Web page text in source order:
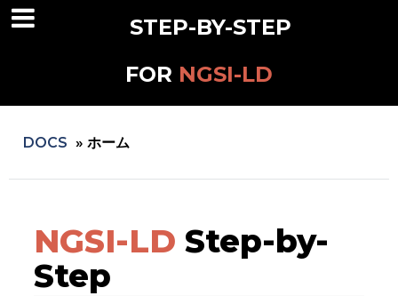
STEP-BY-STEP
FOR NGSI-LD
DOCS » ホーム
NGSI-LD Step-by-
Step